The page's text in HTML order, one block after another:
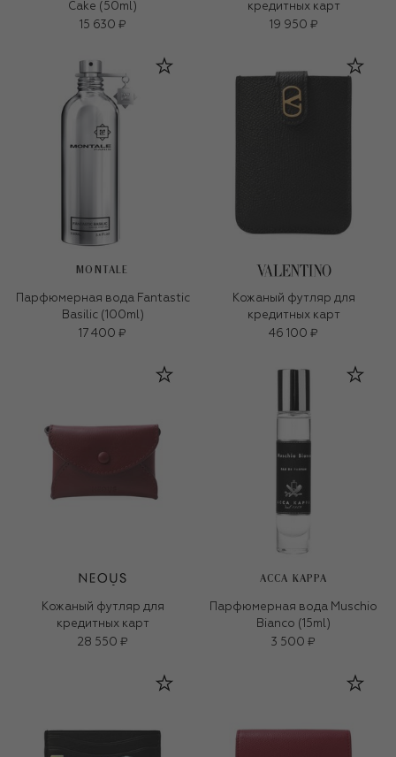
Cake (50ml)
15 630 ₽
кредитных карт
19 950 ₽
MONTALE
Парфюмерная вода Fantastic
Basilic (100ml)
17 400 ₽
Кожаный футляр для
кредитных карт
46 100 ₽
Кожаный футляр для
кредитных карт
28 550 ₽
ACCA KAPPA
Парфюмерная вода Muschio
Bianco (15ml)
3 500 ₽